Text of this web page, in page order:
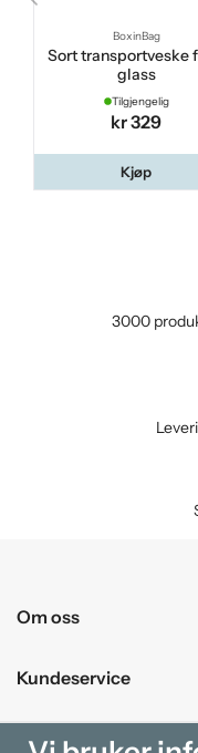
BoxinBag
Sort transportveske
glass
Tilgjengelig
kr 329
Kjøp
3000
Om oss
Kundeservice
Kjøpesenter